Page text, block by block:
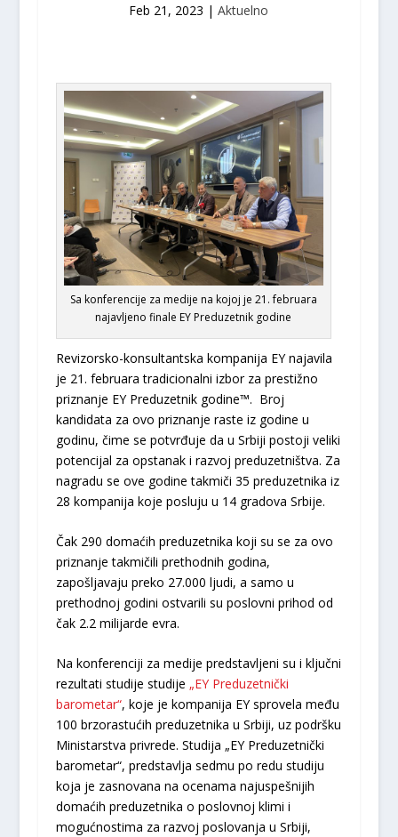
Feb 21, 2023 |Aktuelno
Sa konferencije za medije na kojoj je 21. februara
najavljeno finale EY Preduzetnik godine
Revizorsko-konsultantska kompanija EY najavila
je 21. februara tradicionalni izbor za prestižno
priznanje EY Preduzetnik godine™. Broj
kandidata za ovo priznanje raste iz godine u
godinu, čime se potvrđuje da u Srbiji postoji veliki
potencijal za opstanak i razvoj preduzetništva. Za
nagradu se ove godine takmiči 35 preduzetnika iz
28 kompanija koje posluju u 14 gradova Srbije.
Čak 290 domaćih preduzetnika koji su se za ovo
priznanje takmičili prethodnih godina,
zapošljavaju preko 27.000 ljudi, a samo u
prethodnoj godini ostvarili su poslovni prihod od
čak 2.2 milijarde evra.
Na konferenciji za medije predstavljeni su i ključni
rezultati studije studije „EY Preduzetnički
barometar“, koje je kompanija EY sprovela među
100 brzorastućih preduzetnika u Srbiji, uz podršku
Ministarstva privrede. Studija „EY Preduzetnički
barometar“, predstavlja sedmu po redu studiju
koja je zasnovana na ocenama najuspešnijih
domaćih preduzetnika o poslovnoj klimi i
mogućnostima za razvoj poslovanja u Srbiji,